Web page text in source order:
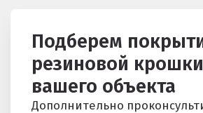
Подберем
резиновой
вашего объекта
Дополнительно